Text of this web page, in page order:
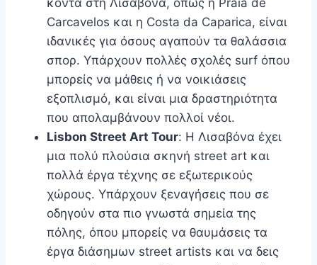
Carcavelos και η Costa da Caparica, είναι
ιδανικές για όσους αγαπούν τα θαλάσσια
σπορ. Υπάρχουν πολλές σχολές surf όπου
μπορείς να μάθεις ή να νοικιάσεις
εξοπλισμό, και είναι μια δραστηριότητα
που απολαμβάνουν πολλοί νέοι.
Lisbon Street Art Tour: Η Λισαβόνα έχει
μια πολύ πλούσια σκηνή street art και
πολλά έργα τέχνης σε εξωτερικούς
χώρους. Υπάρχουν ξεναγήσεις που σε
οδηγούν στα πιο γνωστά σημεία της
πόλης, όπου μπορείς να θαυμάσεις τα
έργα διάσημων street artists και να δεις